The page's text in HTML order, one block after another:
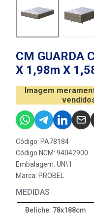
CM GUARDA
X 1,98m X
Imagem
Código: PA78184
Código NCM: 94042900
Embalagem: UN\1
Marca: PROBEL
MEDIDAS
Beliche: 78x188cm